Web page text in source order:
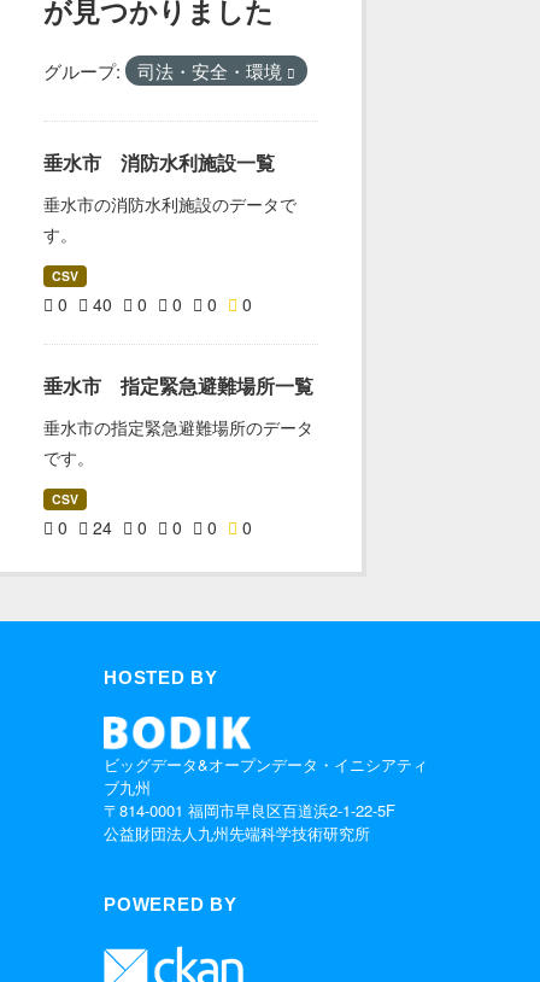
が見つかりました
グループ: 司法・安全・環境
垂水市 消防水利施設一覧
垂水市の消防水利施設のデータで
す。
CSV
0 40 0 0 0 0
垂水市 指定緊急避難場所一覧
垂水市の指定緊急避難場所のデータ
です。
CSV
0 24 0 0 0 0
HOSTED BY
ビッグデータ&オープンデータ・イニシアティ
ブ九州
〒814-0001 福岡市早良区百道浜2-1-22-5F
公益財団法人九州先端科学技術研究所
POWERED BY